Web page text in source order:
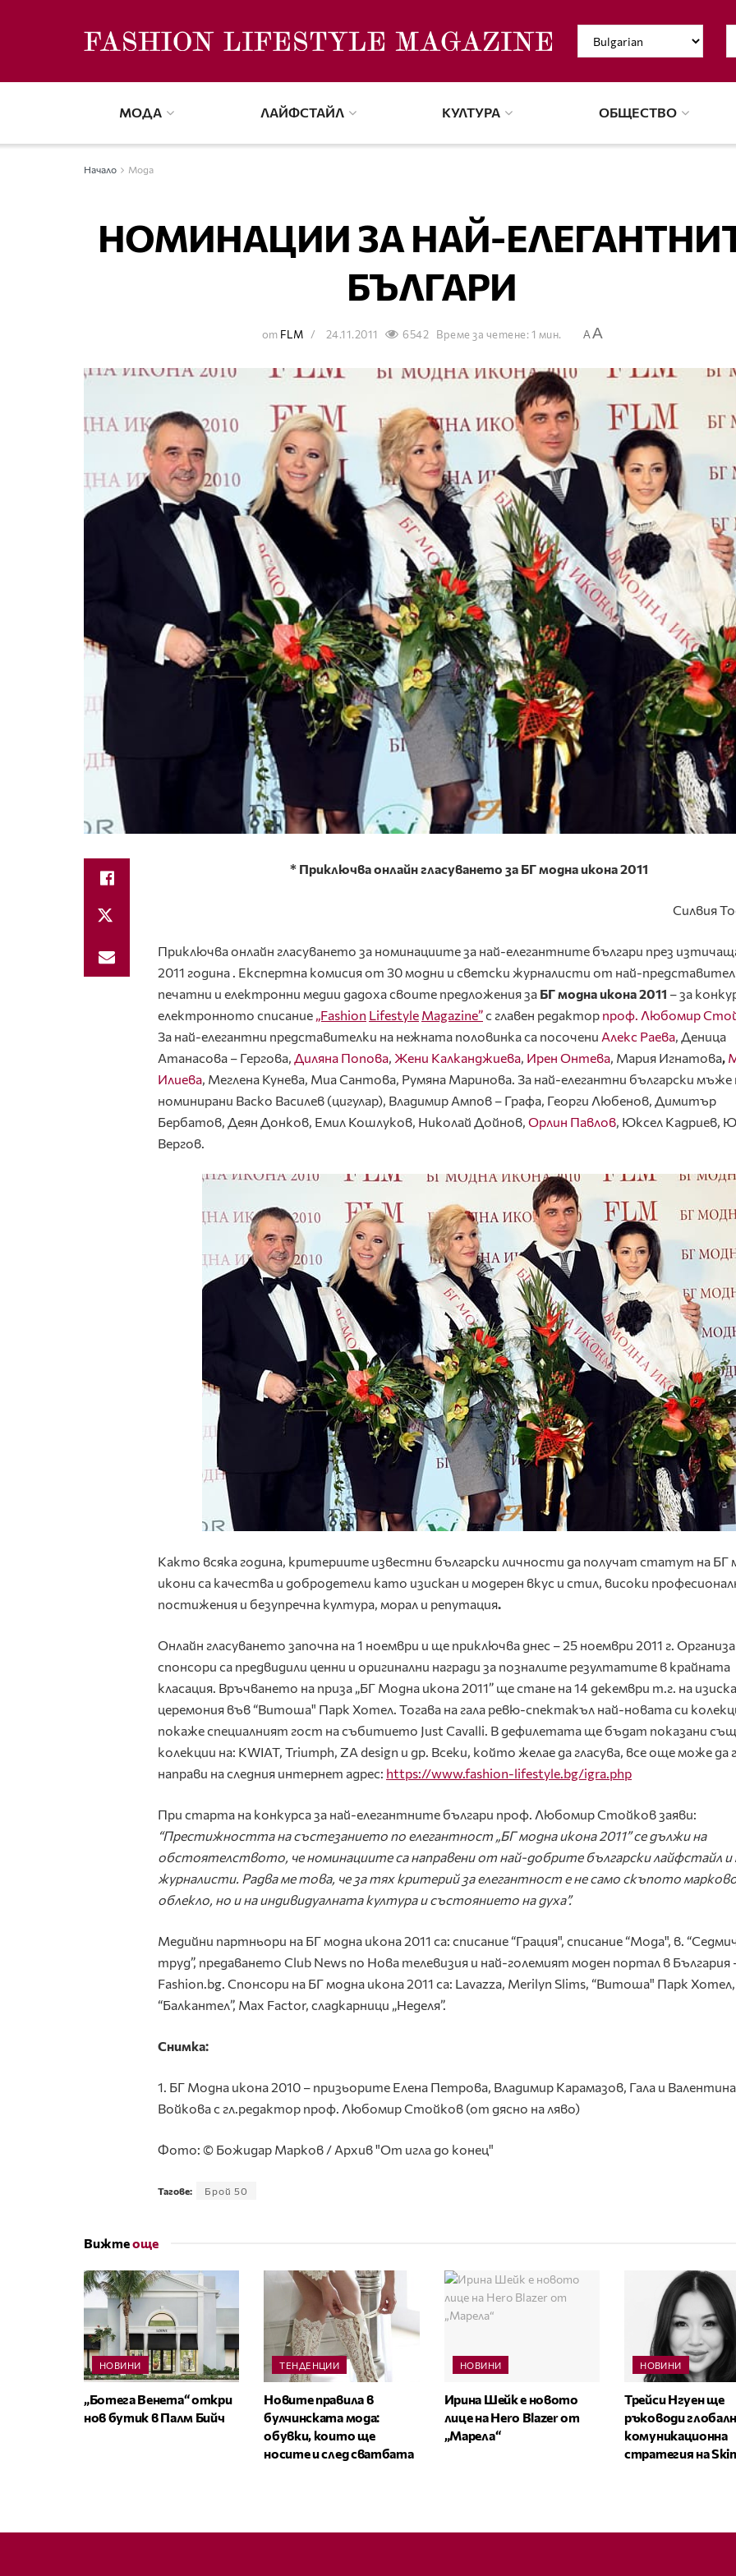
МОДА ЛАЙФСТАЙЛ КУЛТУРА ОБЩЕСТВО
Начало Мода
НОМИНАЦИИ ЗА НАЙ-
БЪЛГАРИ
от FLM 24.11.2011 6542 Време за четене: 1 мин. AA
* Приключва онлайн гласуването за БГ модна икона 2011
Силвия
Приключва онлайн гласуването за номинациите за най-елегантните българи през
2011 година . Експертна комисия от 30 модни и светски журналисти от най-
печатни и електронни медии дадоха своите предложения за БГмодна икона 2011 – за
електронното списание „Fashion Lifestyle Magazine”с главен редактор проф. Любомир
За най-елегантни представителки на нежната половинка са посочени Алекс Раева, Деница
Атанасова – Гергова, Диляна Попова, Жени Калканджиева, Ирен Онтева, Мария Игнатова,
Илиева, Меглена Кунева, Миа Сантова, Румяна Маринова. За най-елегантни български мъже
номинирани Васко Василев (цигулар), Владимир Ампов – Графа, Георги Любенов, Димитър
Бербатов, Деян Донков, Емил Кошлуков, Николай Дойнов, Орлин Павлов, Юксел Кадриев,
Вергов.
Както всяка година, критериите известни български личности да получат статут на БГ
икони са качества и добродетели като изискан и модерен вкус и стил, високи
постижения и безупречна култура, морал и репутация.
Онлайн гласуването започна на 1 ноември и ще приключва днес – 25 ноември 2011 г.
спонсори са предвидили ценни и оригинални награди за позналите резултатите в крайната
класация. Връчването на приза „БГ Модна икона 2011” ще стане на 14 декември т.г. на
церемония във “Витоша" Парк Хотел. Тогава на гала ревю-спектакъл най-новата си
покаже специалният гост на събитието Just Cavalli. В дефилетата ще бъдат показани
колекции на: KWIAT, Triumph, ZA design и др. Всеки, който желае да гласува, все още може да
направи на следния интернет адрес: https://www.fashion-lifestyle.bg/igra.php
При старта на конкурса за най-елегантните българи проф. Любомир Стойков заяви:
“Престижността на състезанието по елегантност „БГ модна икона 2011” се дължи на
обстоятелството, че номинациите са направени от най-добрите български лайфстайл и
журналисти. Радва ме това, че за тях критерий за елегантност е не само скъпото
облекло, но и на индивидуалната култура и състоянието на духа”.
Медийни партньори на БГ модна икона 2011 са: списание “Грация", списание “Мода", в.
труд”, предаването Club News по Нова телевизия и най-големият моден портал в България
Fashion.bg. Спонсори на БГ модна икона 2011 са: Lavazza, Merilyn Slims, “Витоша" Парк Хотел,
“Балкантел”, Max Factor, сладкарници „Неделя”.
Снимка:
1. БГ Модна икона 2010 – призьорите Елена Петрова, Владимир Карамазов, Гала и Валентина
Войкова с гл.редактор проф. Любомир Стойков (от дясно на ляво)
Фото: © Божидар Марков / Архив "От игла до конец"
Тагове: Брой 50
Вижтеоще
НОВИНИ
„Ботега Венета“ откри
нов бутик в Палм Бийч
ТЕНДЕНЦИИ
Новите правила в
булчинската мода:
обувки, които ще
носите и след сватбата
НОВИНИ
Ирина Шейк е новото
лице на Hero Blazer от
„Марела“
НОВИНИ
Трейси Нгуен ще
ръководи
комуникационна
стратегия на